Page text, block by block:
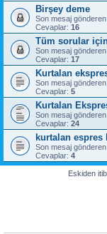
Birşey deme
Son mesaj gönderen
Cevaplar: 16
Tüm sorular
Son mesaj gönderen
Cevaplar: 17
Kurtalan
Son mesaj gönderen
Cevaplar: 5
Kurtalan
Son mesaj gönderen
Cevaplar: 24
kurtalan espres
Son mesaj gönderen
Cevaplar: 4
Eskiden